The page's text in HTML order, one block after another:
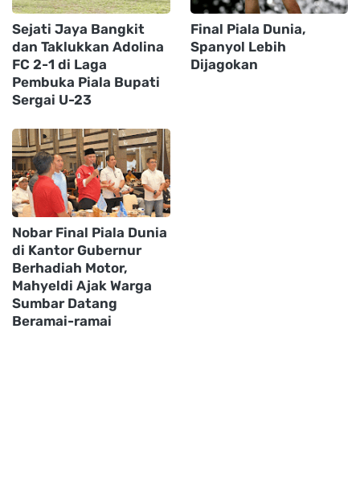
Sejati Jaya Bangkit
dan Taklukkan Adolina
FC 2-1 di Laga
Pembuka Piala Bupati
Sergai U-23
Final Piala Dunia,
Spanyol Lebih
Dijagokan
Nobar Final Piala Dunia
di Kantor Gubernur
Berhadiah Motor,
Mahyeldi Ajak Warga
Sumbar Datang
Beramai-ramai